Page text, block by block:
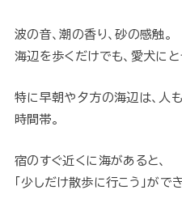
波の音、潮の香り、砂の感触。
海辺を歩くだけでも、愛犬に
特に早朝や夕方の海辺は、人
時間帯。
宿のすぐ近くに海があると、
「少しだけ散歩に行こう」がで